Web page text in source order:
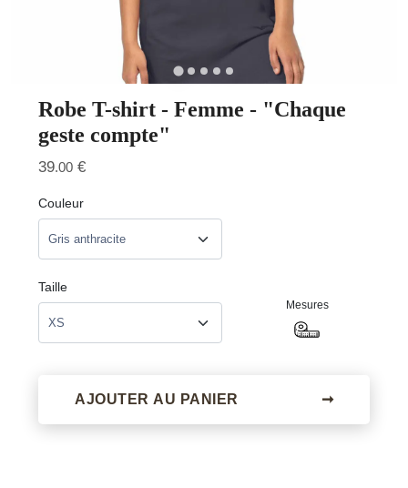
Robe T-shirt - Femme - "Chaque
geste compte"
39.00 €
Couleur
Taille
Mesures
AJOUTER AU PANIER ➞